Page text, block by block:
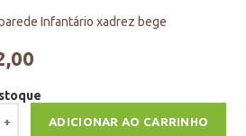
Infantário xadrez bege
ADICIONAR AO CARRINHO